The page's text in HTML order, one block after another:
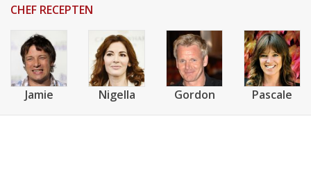
CHEF RECEPTEN
Jamie Nigella Gordon Pascale